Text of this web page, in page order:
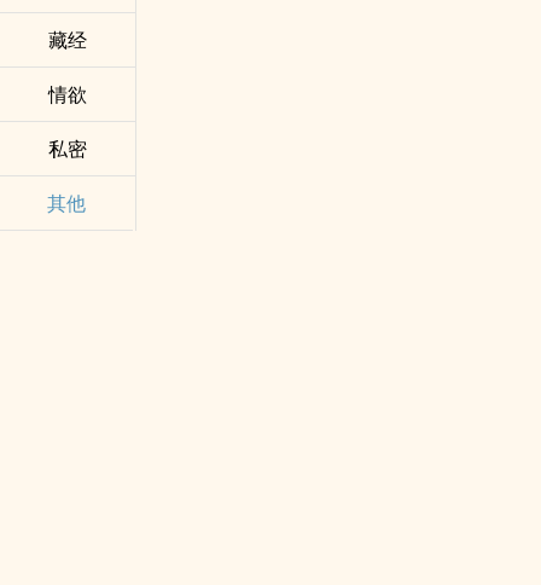
藏经
情欲
私密
其他